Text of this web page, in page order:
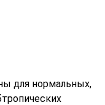
для нормальных,